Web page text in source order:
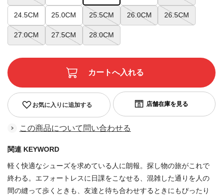
24.5CM 25.0CM 25.5CM 26.0CM 26.5CM
27.0CM 27.5CM 28.0CM
お気に入りに追加する
この商品について問い合わせる
関連 KEYWORD
軽く快適なシューズを求めている人に朗報。探し物の旅がこれで
終わる。エフォートレスに日課をこなせる、混雑した通りを人の
間の縫って歩くときも、友達と待ち合わせするときにもぴったり